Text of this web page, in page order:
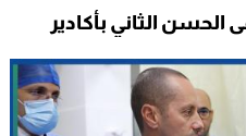
الثاني بأكادير